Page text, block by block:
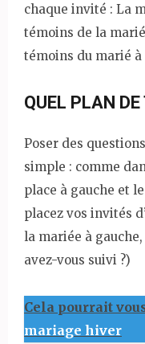
chaque invité : La
témoins de la
témoins du marié
QUEL PLAN
Poser des
simple : comme
place à gauche et
placez vos invités
la mariée à
avez-vous suivi ?)
Cela pourrait
mariage hiver